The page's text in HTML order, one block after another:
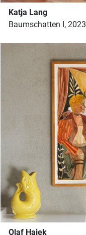
Katja Lang
Baumschatten I, 2023
Olaf Hajek